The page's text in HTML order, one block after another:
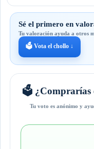
Sé el primero en
Tu valoración ayuda a otros
🗳️ Vota el chollo ↓
🗳️ ¿Comprarías
Tu voto es anónimo y